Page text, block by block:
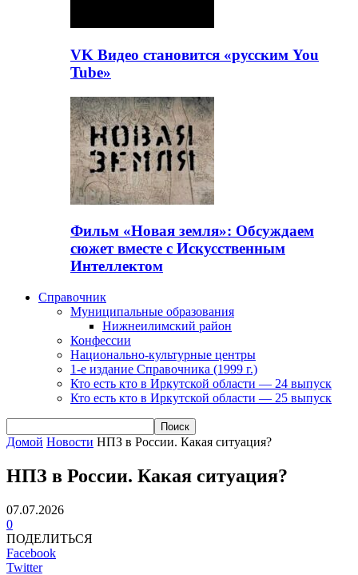
VK Видео становится «русским You
Tube»
Фильм «Новая земля»: Обсуждаем
сюжет вместе с Искусственным
Интеллектом
Справочник
Муниципальные образования
Нижнеилимский район
Конфессии
Национально-культурные центры
1-е издание Справочника (1999 г.)
Кто есть кто в Иркутской области — 24 выпуск
Кто есть кто в Иркутской области — 25 выпуск
Домой Новости НПЗ в России. Какая ситуация?
НПЗ в России. Какая ситуация?
07.07.2026
0
ПОДЕЛИТЬСЯ
Facebook
Twitter